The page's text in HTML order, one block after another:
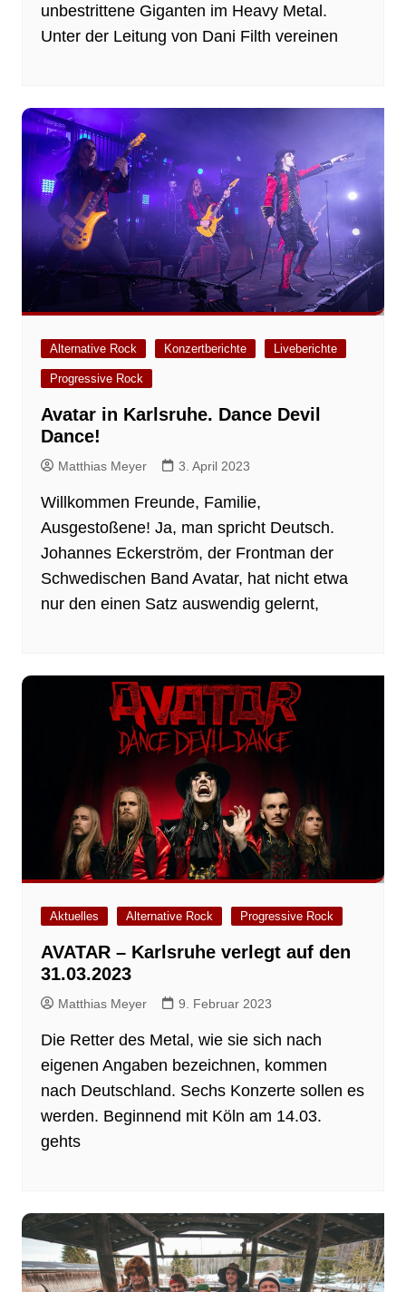
unbestrittene Giganten im Heavy Metal.
Unter der Leitung von Dani Filth vereinen
Alternative Rock Konzertberichte Liveberichte
Progressive Rock
Avatar in Karlsruhe. Dance Devil
Dance!
Matthias Meyer 3. April 2023
Willkommen Freunde, Familie,
Ausgestoßene! Ja, man spricht Deutsch.
Johannes Eckerström, der Frontman der
Schwedischen Band Avatar, hat nicht etwa
nur den einen Satz auswendig gelernt,
Aktuelles Alternative Rock Progressive Rock
AVATAR – Karlsruhe verlegt auf den
31.03.2023
Matthias Meyer 9. Februar 2023
Die Retter des Metal, wie sie sich nach
eigenen Angaben bezeichnen, kommen
nach Deutschland. Sechs Konzerte sollen es
werden. Beginnend mit Köln am 14.03.
gehts